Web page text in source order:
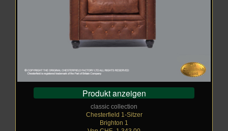
Produkt anzeigen
classic collection
Chesterfield 1-Sitzer
Brighton 1